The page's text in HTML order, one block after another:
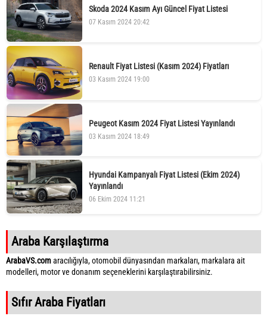
Skoda 2024 Kasım Ayı Güncel Fiyat Listesi
07 Kasım 2024 20:42
Renault Fiyat Listesi (Kasım 2024) Fiyatları
03 Kasım 2024 19:00
Peugeot Kasım 2024 Fiyat Listesi Yayınlandı
03 Kasım 2024 18:49
Hyundai Kampanyalı Fiyat Listesi (Ekim 2024)
Yayınlandı
06 Ekim 2024 11:21
Araba Karşılaştırma
ArabaVS.comaracılığıyla, otomobil dünyasından markaları, markalara ait
modelleri, motor ve donanım seçeneklerini karşılaştırabilirsiniz.
Sıfır Araba Fiyatları